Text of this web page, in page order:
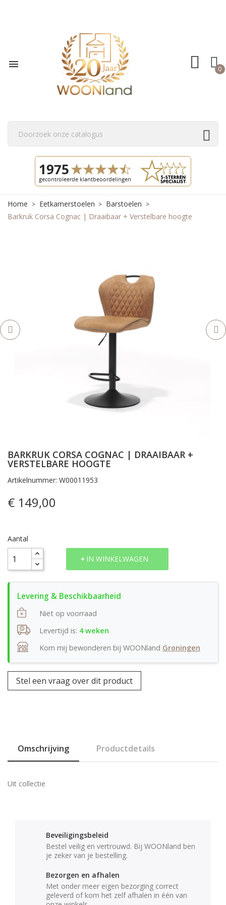
 0
Home Eetkamerstoelen
Barstoelen
Barkruk Corsa Cognac | Draaibaar + Verstelbare hoogte
BARKRUK CORSA COGNAC | DRAAIBAAR +
VERSTELBARE HOOGTE
Artikelnummer: W00011953
€ 149,00
Aantal
IN WINKELWAGEN
Niet op voorraad
Levertijd is: 4 weken
Kom mij bewonderen bij WOONland Groningen
Stel een vraag over dit product
Omschrijving Productdetails
Uit collectie
Beveiligingsbeleid
Bestel veilig en vertrouwd. Bij WOONland ben
je zeker van je bestelling.
Bezorgen en afhalen
Met onder meer eigen bezorging correct
geleverd of kom het zelf afhalen in één van